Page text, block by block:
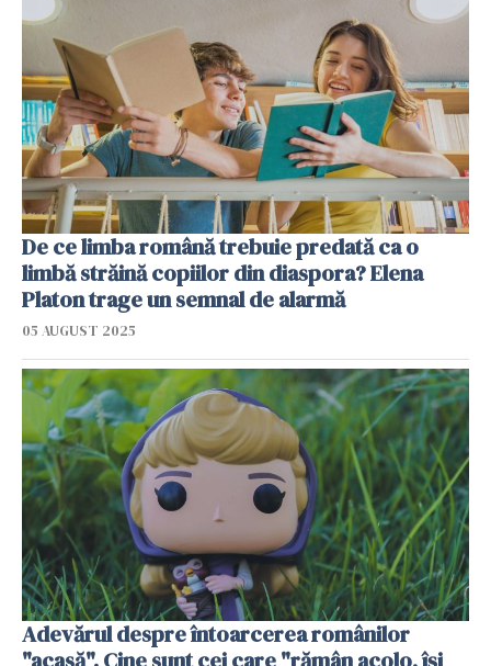
De ce limba română trebuie predată ca o
limbă străină copiilor din diaspora? Elena
Platon trage un semnal de alarmă
05 AUGUST 2025
Adevărul despre întoarcerea românilor